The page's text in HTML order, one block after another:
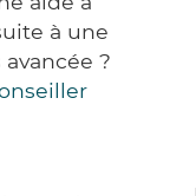
à une
?